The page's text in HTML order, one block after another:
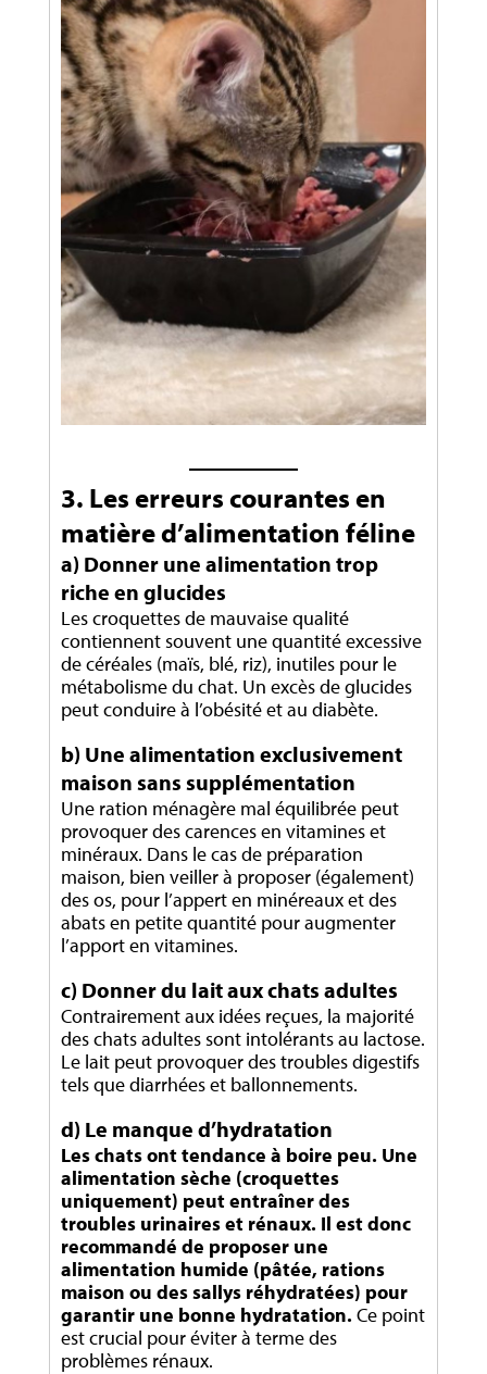
3. Les erreurs courantes en
matière d’alimentation féline
a) Donner une alimentation trop
riche en glucides
Les croquettes de mauvaise qualité
contiennent souvent une quantité excessive
de céréales (maïs, blé, riz), inutiles pour le
métabolisme du chat. Un excès de glucides
peut conduire à l’obésité et au diabète.
b) Une alimentation exclusivement
maison sans supplémentation
Une ration ménagère mal équilibrée peut
provoquer des carences en vitamines et
minéraux. Dans le cas de préparation
maison, bien veiller à proposer (également)
des os, pour l’appert en minéreaux et des
abats en petite quantité pour augmenter
l’apport en vitamines.
c) Donner du lait aux chats adultes
Contrairement aux idées reçues, la majorité
des chats adultes sont intolérants au lactose.
Le lait peut provoquer des troubles digestifs
tels que diarrhées et ballonnements.
d) Le manque d’hydratation
Les chats ont tendance à boire peu. Une
alimentation sèche (croquettes
uniquement) peut entraîner des
troubles urinaires et rénaux. Il est donc
recommandé de proposer une
alimentation humide (pâtée, rations
maison ou des sallys réhydratées) pour
garantir une bonne hydratation. Ce point
est crucial pour éviter à terme des
problèmes rénaux.